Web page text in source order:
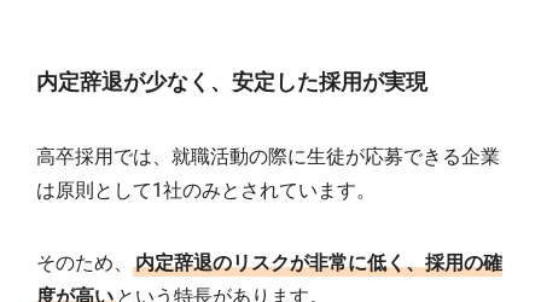
内定辞退が少なく、安定した採用が実現
高卒採用では、就職活動の際に生徒が応募できる企業
は原則として1社のみとされています。
そのため、
内定辞退のリスクが非常に低く、採用の確
度が高い という特長があります。